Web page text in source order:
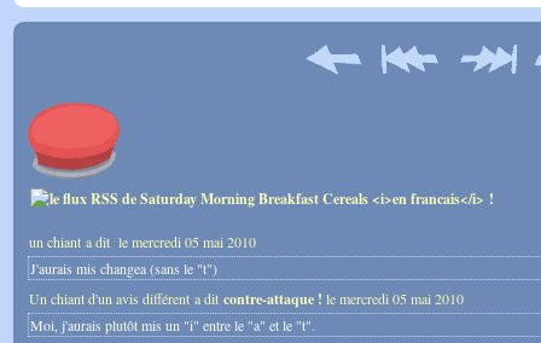
un chiant a dit le mercredi 05 mai 2010
J'aurais mis changea (sans le "t")
Un chiant d'un avis différent a dit contre-attaque ! le mercredi 05 mai 2010
Moi, j'aurais plutôt mis un "i" entre le "a" et le "t".